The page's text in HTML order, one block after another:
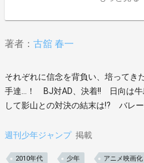
著者： 古舘 春一
それぞれに信念を背負い、培ってき
手達…！ BJ対AD、決着!! 日向は牛
して影山との対決の結末は!? バレ
週刊少年ジャンプ 掲載
2010年代 少年 アニメ映画化